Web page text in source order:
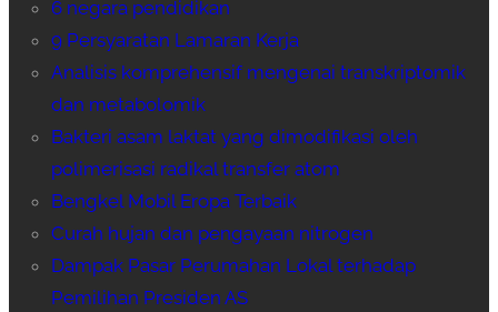
6 negara pendidikan
9 Persyaratan Lamaran Kerja
Analisis komprehensif mengenai transkriptomik
dan metabolomik
Bakteri asam laktat yang dimodifikasi oleh
polimerisasi radikal transfer atom
Bengkel Mobil Eropa Terbaik
Curah hujan dan pengayaan nitrogen
Dampak Pasar Perumahan Lokal terhadap
Pemilihan Presiden AS